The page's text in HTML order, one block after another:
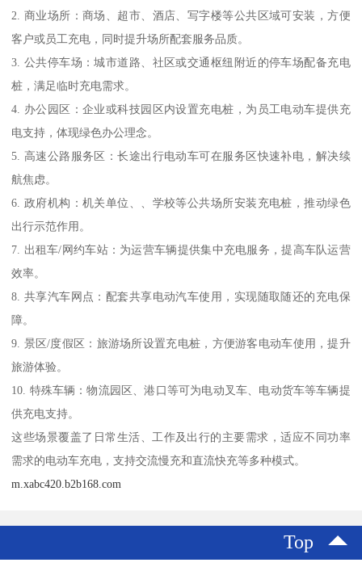
2. 商业场所：商场、超市、酒店、写字楼等公共区域可安装，方便
客户或员工充电，同时提升场所配套服务品质。
3. 公共停车场：城市道路、社区或交通枢纽附近的停车场配备充电
桩，满足临时充电需求。
4. 办公园区：企业或科技园区内设置充电桩，为员工电动车提供充
电支持，体现绿色办公理念。
5. 高速公路服务区：长途出行电动车可在服务区快速补电，解决续
航焦虑。
6. 政府机构：机关单位、、学校等公共场所安装充电桩，推动绿色
出行示范作用。
7. 出租车/网约车站：为运营车辆提供集中充电服务，提高车队运营
效率。
8. 共享汽车网点：配套共享电动汽车使用，实现随取随还的充电保
障。
9. 景区/度假区：旅游场所设置充电桩，方便游客电动车使用，提升
旅游体验。
10. 特殊车辆：物流园区、港口等可为电动叉车、电动货车等车辆提
供充电支持。
这些场景覆盖了日常生活、工作及出行的主要需求，适应不同功率
需求的电动车充电，支持交流慢充和直流快充等多种模式。
m.xabc420.b2b168.com
Top